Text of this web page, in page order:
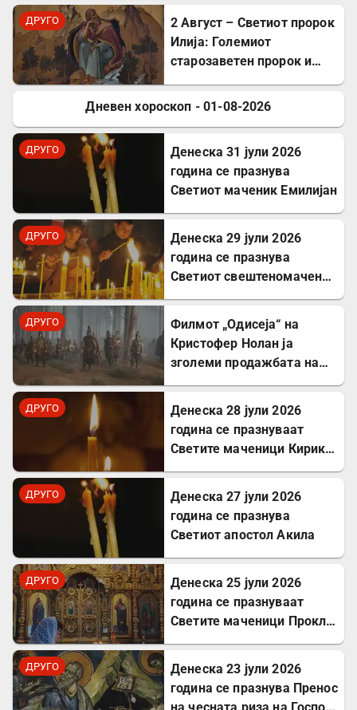
ДРУГО
2 Август – Светиот пророк
Илија: Големиот
старозаветен пророк и
ДРУГО
Дневен хороскоп - 01-08-2026
ДРУГО
Денеска 31 јули 2026
година се празнува
Светиот маченик Емилијан
ДРУГО
Денеска 29 јули 2026
година се празнува
Светиот свештеномаченик
ДРУГО
Филмот „Одисеја“ на
Кристофер Нолан ја
зголеми продажбата на
ДРУГО
Денеска 28 јули 2026
година се празнуваат
Светите маченици Кирик и
ДРУГО
Денеска 27 јули 2026
година се празнува
Светиот апостол Акила
ДРУГО
Денеска 25 јули 2026
година се празнуваат
Светите маченици Прокл и
ДРУГО
Денеска 23 јули 2026
година се празнува Пренос
на чесната риза на Господ